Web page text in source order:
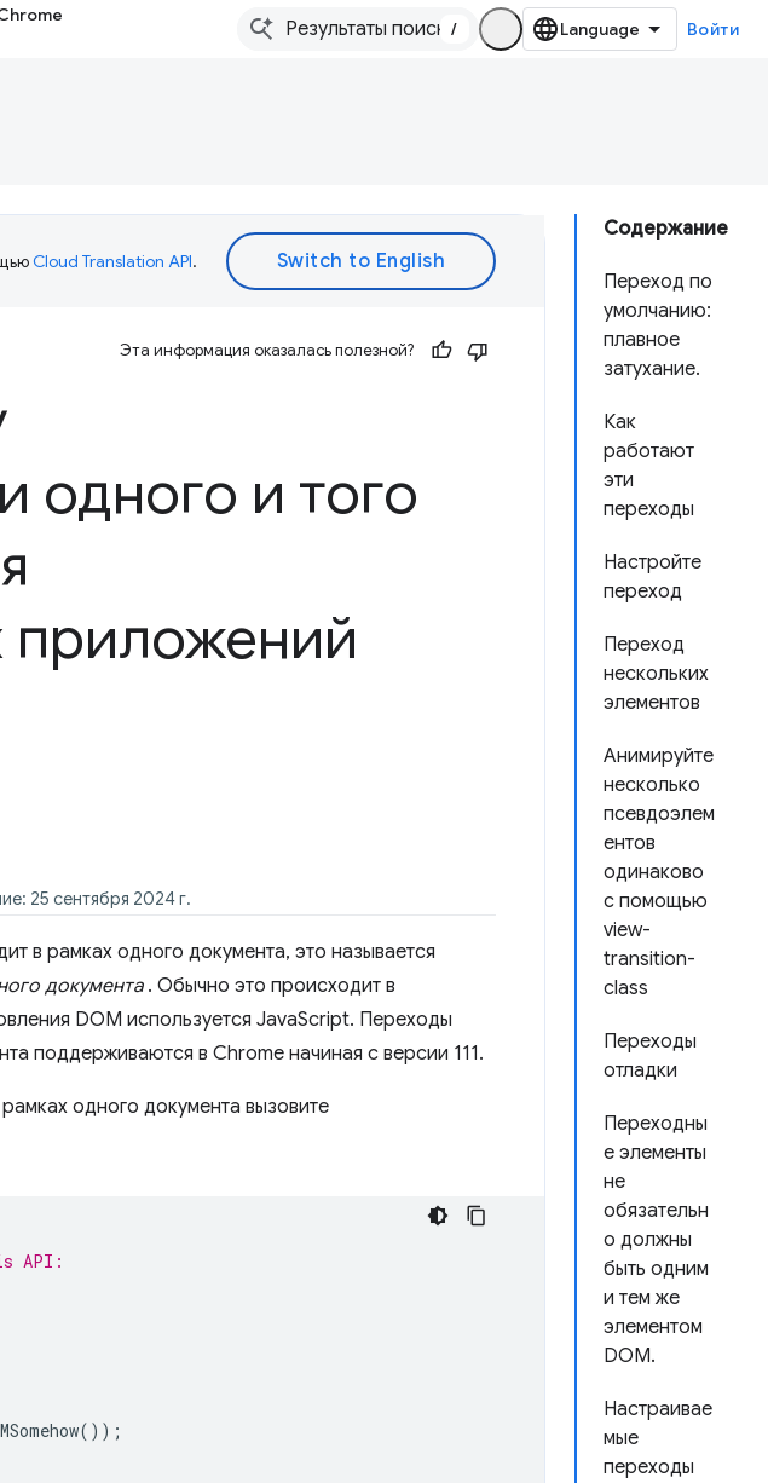
/ Войти
Содержание
Переход по
умолчанию:
плавное
затухание.
Как
работают
эти
переходы
Настройте
переход
Переход
нескольких
элементов
Анимируйте
несколько
псевдоэлем
ентов
одинаково
с помощью
view-
transition-
class
Переходы
отладки
Переходны
е элементы
не
обязательн
о должны
быть одним
и тем же
элементом
DOM.
Настраивае
мые
переходы
Cloud Translation API.
Эта информация оказалась полезной?
одного и того
приложений
25 сентября 2024 г.
в рамках одного документа, это называется
документа. Обычно это происходит в
DOM используется JavaScript. Переходы
поддерживаются в Chrome начиная с версии 111.
одного документа вызовите
API:
());